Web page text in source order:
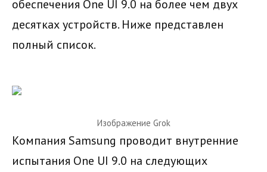
обеспечения One UI 9.0 на более чем двух
десятках устройств. Ниже представлен
полный список.
Изображение Grok
Компания Samsung проводит внутренние
испытания One UI 9.0 на следующих